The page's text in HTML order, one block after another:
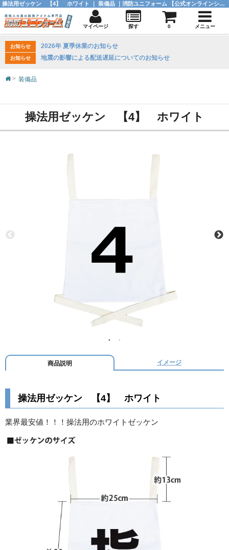
お知らせ 2026年 夏季休業のお知らせ
お知らせ 地震の影響による配送遅延についてのお知らせ
装備品
操法用ゼッケン 【4】 ホワイト
商品説明 イメージ
操法用ゼッケン 【4】 ホワイト
業界最安値！！！操法用のホワイトゼッケン
操法用ゼッケン 【4】 ホワイト ｜ 装備品 ｜消防ユニフォーム 【公式オンラインショップ】
マイページ 探す 0 メニュー